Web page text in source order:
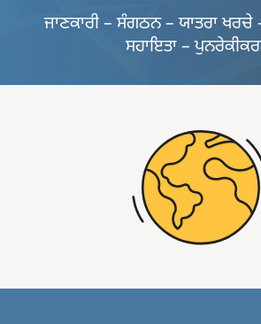
ਜਾਣਕਾਰੀ – ਸੰਗਠਨ – ਯਾਤਰਾ ਖਰਚੇ
ਸਹਾਇਤਾ –